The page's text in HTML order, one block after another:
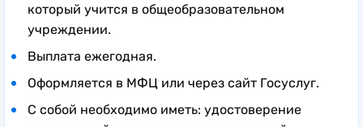
который учится в общеобразовательном
учреждении.
Выплата ежегодная.
Оформляется в МФЦ или через сайт Госуслуг.
С собой необходимо иметь: удостоверение